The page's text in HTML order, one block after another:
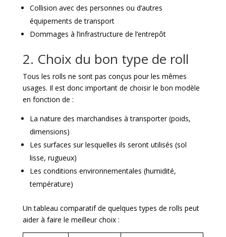
Collision avec des personnes ou d’autres
équipements de transport
Dommages à l’infrastructure de l’entrepôt
2. Choix du bon type de roll
Tous les rolls ne sont pas conçus pour les mêmes
usages. Il est donc important de choisir le bon modèle
en fonction de :
La nature des marchandises à transporter (poids,
dimensions)
Les surfaces sur lesquelles ils seront utilisés (sol
lisse, rugueux)
Les conditions environnementales (humidité,
température)
Un tableau comparatif de quelques types de rolls peut
aider à faire le meilleur choix :